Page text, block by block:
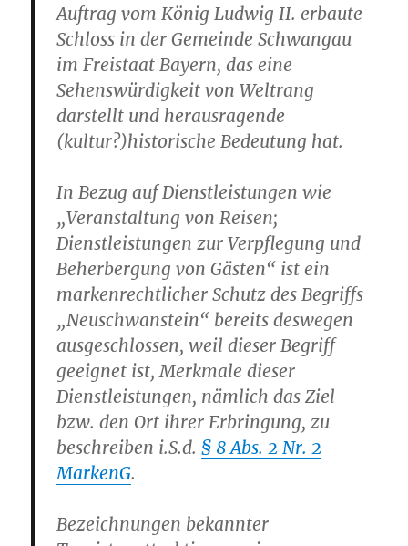
Auftrag vom König Ludwig II. erbaute
Schloss in der Gemeinde Schwangau
im Freistaat Bayern, das eine
Sehenswürdigkeit von Weltrang
darstellt und herausragende
(kultur?)historische Bedeutung hat.
In Bezug auf Dienstleistungen wie
„Veranstaltung von Reisen;
Dienstleistungen zur Verpflegung und
Beherbergung von Gästen“ ist ein
markenrechtlicher Schutz des Begriffs
„Neuschwanstein“ bereits deswegen
ausgeschlossen, weil dieser Begriff
geeignet ist, Merkmale dieser
Dienstleistungen, nämlich das Ziel
bzw. den Ort ihrer Erbringung, zu
beschreiben i.S.d.§ 8 Abs. 2 Nr. 2
MarkenG.
Bezeichnungen bekannter